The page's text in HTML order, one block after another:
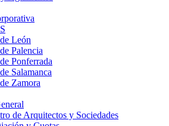
León
Palencia
Ponferrada
Salamanca
Zamora
de Arquitectos y Sociedades